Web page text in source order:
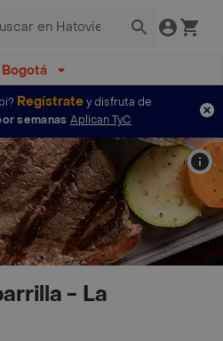
Bogotá
Regístratey disfruta de
semanas Aplican TyC
- La